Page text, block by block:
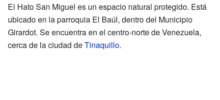
El Hato San Miguel es un espacio natural protegido. Está
ubicado en la parroquia El Baúl, dentro del Municipio
Girardot. Se encuentra en el centro-norte de Venezuela,
cerca de la ciudad deTinaquillo.